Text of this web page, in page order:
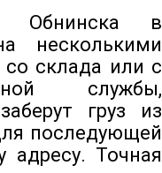
Обнинска в
несколькими
склада или с
службы,
груз из
последующей
адресу. Точная